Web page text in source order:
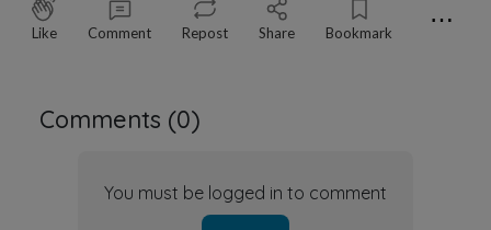
Like Comment Repost Share Bookmark ⋯
Comments (0)
You must be logged in to comment